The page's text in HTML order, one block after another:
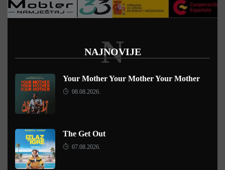
NAJNOVIJE
N
Your Mother Your Mother Your Mother
08.08.2026.
The Get Out
07.08.2026.